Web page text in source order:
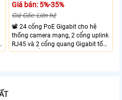
Giá bán: 5%-35%
Giá Gốc: Liên hệ
📽 24 cổng PoE Gigabit cho hệ
thống camera mạng, 2 cổng uplink
RJ45 và 2 cổng quang Gigabit tốc
độ cao, Tổng công suất PoE 370W